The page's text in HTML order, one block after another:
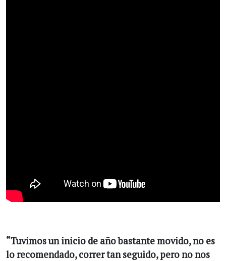
“Tuvimos un inicio de año bastante movido, no es
lo recomendado, correr tan seguido, pero no nos